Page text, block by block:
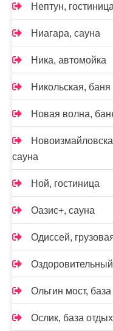
Нептун, гостиница
Ниагара, сауна
Ника, автомойка
Никольская, баня
Новая волна,
сауна
Ной, гостиница
Оазис+, сауна
Одиссей,
Ольгин мост,
Ослик, база